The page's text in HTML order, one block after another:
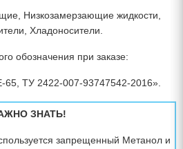
Низкозамерзающие жидкости,
Хладоносители.
обозначения при заказе:
65, ТУ 2422-007-93747542-2016».
ЗНАТЬ!
запрещенный Метанол и